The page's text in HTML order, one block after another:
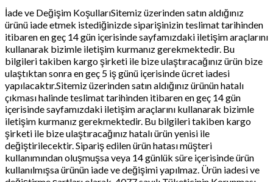
İade ve Değişim KoşullarıSitemiz üzerinden satın aldığınız
ürünü iade etmek istediğinizde siparişinizin teslimat tarihinden
itibaren en geç 14 gün içerisinde sayfamızdaki iletişim araçlarını
kullanarak bizimle iletişim kurmanız gerekmektedir. Bu
bilgileri takiben kargo şirketi ile bize ulaştıracağınız ürün bize
ulaştıktan sonra en geç 5 iş günü içerisinde ücret iadesi
yapılacaktır.Sitemiz üzerinden satın aldığınız ürünün hatalı
çıkması halinde teslimat tarihinden itibaren en geç 14 gün
içerisinde sayfamızdaki iletişim araçlarını kullanarak bizimle
iletişim kurmanız gerekmektedir. Bu bilgileri takiben kargo
şirketi ile bize ulaştıracağınız hatalı ürün yenisi ile
değiştirilecektir. Sipariş edilen ürün hatası müşteri
kullanımından oluşmuşsa veya 14 günlük süre içerisinde ürün
kullanılmışsa ürünün iade ve değişimi yapılmaz. Ürün iadesi ve